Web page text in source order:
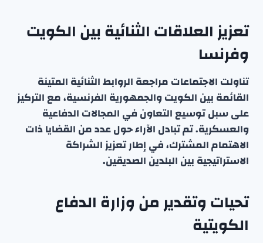
تعزيز العلاقات الثنائية بين الكويت
وفرنسا
تناولت الاجتماعات مراجعة الروابط الثنائية المتينة
القائمة بين الكويت والجمهورية الفرنسية، مع التركيز
على سبل توسيع التعاون في المجالات الدفاعية
والعسكرية. تم تبادل الآراء حول عدد من القضايا ذات
الاهتمام المشترك، في إطار تعزيز الشراكة
الاستراتيجية بين البلدين الصديقين.
تحيات وتقدير من وزارة الدفاع
الكويتية